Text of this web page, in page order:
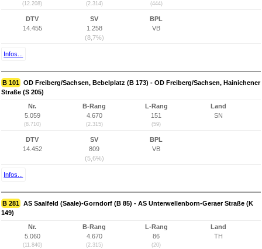
(12.208) (2.314) (444)
DTV
14.455
SV
1.258
(8,7%)
BPL
VB
Infos...
B 101 OD Freiberg/Sachsen, Bebelplatz (B 173) - OD Freiberg/Sachsen, Hainichener
Straße (S 205)
Nr.
5.059
(8.710)
B-Rang
4.670
(2.315)
L-Rang
151
(59)
Land
SN
DTV
14.452
SV
809
(5,6%)
BPL
VB
Infos...
B 281 AS Saalfeld (Saale)-Gorndorf (B 85) - AS Unterwellenborn-Geraer Straße (K
149)
Nr.
5.060
(11.840)
B-Rang
4.670
(2.315)
L-Rang
86
(20)
Land
TH